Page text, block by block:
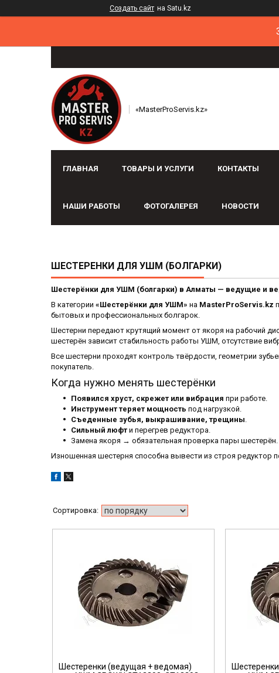
Создать сайт на Satu.kz
«MasterProServis.kz»
ГЛАВНАЯ ТОВАРЫ И УСЛУГИ КОНТАКТЫ
НАШИ РАБОТЫ ФОТОГАЛЕРЕЯ НОВОСТИ
ШЕСТЕРЕНКИ ДЛЯ УШМ (БОЛГАРКИ)
Шестерёнки для УШМ (болгарки) в Алматы — ведущие и
В категории «Шестерёнки для УШМ» на MasterProServis.kz
бытовых и профессиональных болгарок.
Шестерни передают крутящий момент от якоря на рабочий
шестерён зависит стабильность работы УШМ, отсутствие
Все шестерни проходят контроль твёрдости, геометрии
покупатель.
Когда нужно менять шестерёнки
Появился хруст, скрежет или вибрация при работе.
Инструмент теряет мощность под нагрузкой.
Съеденные зубья, выкрашивание, трещины.
Сильный люфт и перегрев редуктора.
Замена якоря → обязательная проверка пары шестерён.
Изношенная шестерня способна вывести из строя редуктор
Шестеренки (ведущая + ведомая)